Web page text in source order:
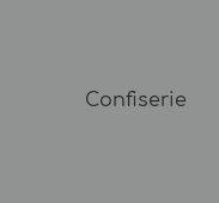
Confiserie